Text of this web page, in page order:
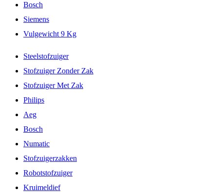
Bosch
Siemens
Vulgewicht 9 Kg
Steelstofzuiger
Stofzuiger Zonder Zak
Stofzuiger Met Zak
Philips
Aeg
Bosch
Numatic
Stofzuigerzakken
Robotstofzuiger
Kruimeldief